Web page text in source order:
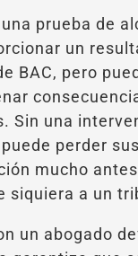
prueba de
un
BAC, pero
Sin una
perder
mucho
siquiera a un
un abogado